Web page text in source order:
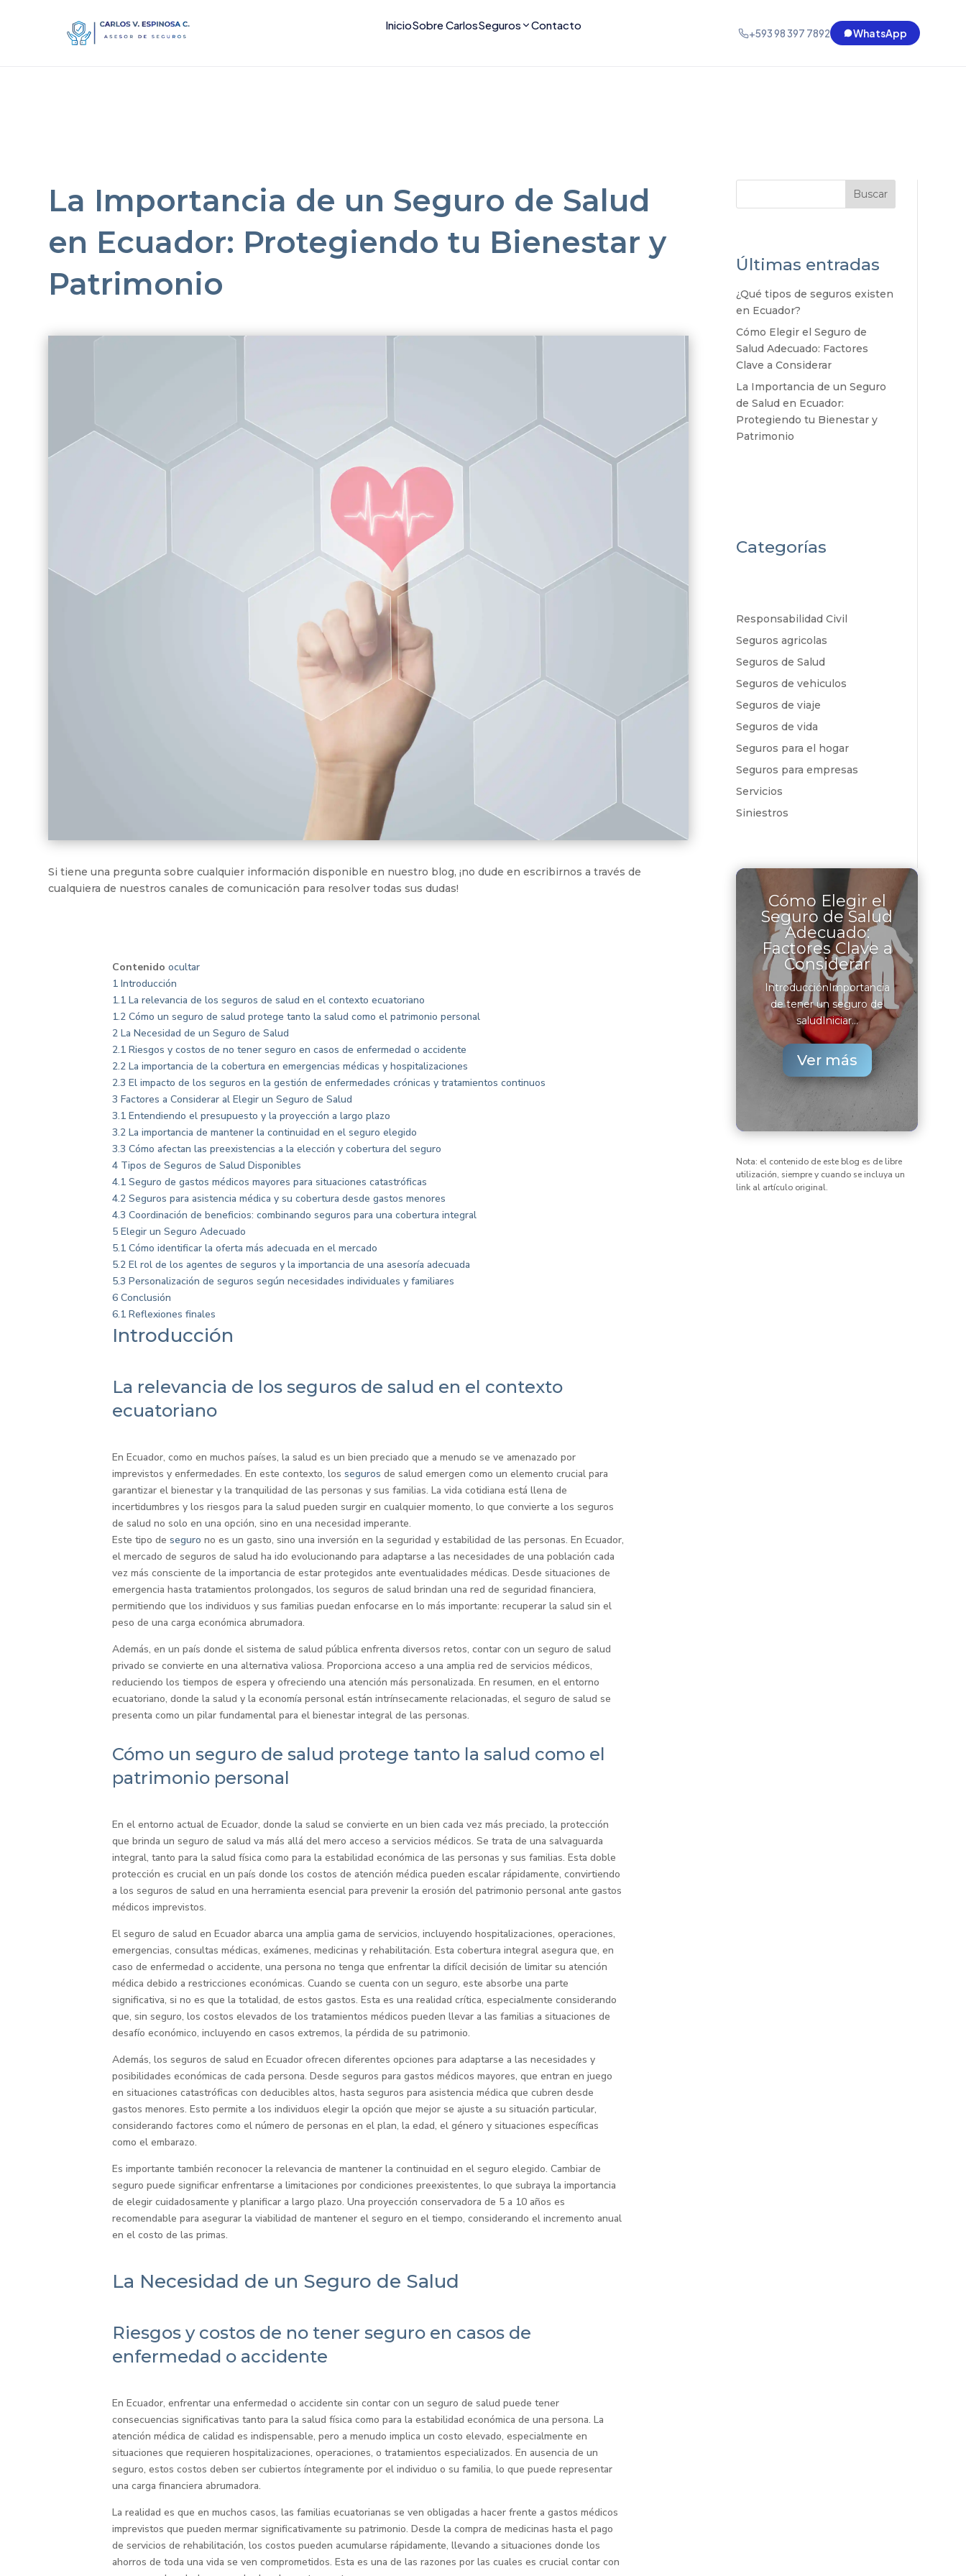
InicioSobre CarlosSeguros Contacto
+593 98 397 7892 WhatsApp
La Importancia de un Seguro de Salud
en Ecuador: Protegiendo tu Bienestar y
Patrimonio
Si tiene una pregunta sobre cualquier información disponible en nuestro blog, ¡no dude en escribirnos a través de
cualquiera de nuestros canales de comunicación para resolver todas sus dudas!
Contenido ocultar
1 Introducción
1.1 La relevancia de los seguros de salud en el contexto ecuatoriano
1.2 Cómo un seguro de salud protege tanto la salud como el patrimonio personal
2 La Necesidad de un Seguro de Salud
2.1 Riesgos y costos de no tener seguro en casos de enfermedad o accidente
2.2 La importancia de la cobertura en emergencias médicas y hospitalizaciones
2.3 El impacto de los seguros en la gestión de enfermedades crónicas y tratamientos continuos
3 Factores a Considerar al Elegir un Seguro de Salud
3.1 Entendiendo el presupuesto y la proyección a largo plazo
3.2 La importancia de mantener la continuidad en el seguro elegido
3.3 Cómo afectan las preexistencias a la elección y cobertura del seguro
4 Tipos de Seguros de Salud Disponibles
4.1 Seguro de gastos médicos mayores para situaciones catastróficas
4.2 Seguros para asistencia médica y su cobertura desde gastos menores
4.3 Coordinación de beneficios: combinando seguros para una cobertura integral
5 Elegir un Seguro Adecuado
5.1 Cómo identificar la oferta más adecuada en el mercado
5.2 El rol de los agentes de seguros y la importancia de una asesoría adecuada
5.3 Personalización de seguros según necesidades individuales y familiares
6 Conclusión
6.1 Reflexiones finales
Introducción
La relevancia de los seguros de salud en el contexto
ecuatoriano
En Ecuador, como en muchos países, la salud es un bien preciado que a menudo se ve amenazado por
imprevistos y enfermedades. En este contexto, losseguros de salud emergen como un elemento crucial para
garantizar el bienestar y la tranquilidad de las personas y sus familias. La vida cotidiana está llena de
incertidumbres y los riesgos para la salud pueden surgir en cualquier momento, lo que convierte a los seguros
de salud no solo en una opción, sino en una necesidad imperante.
Este tipo deseguro no es un gasto, sino una inversión en la seguridad y estabilidad de las personas. En Ecuador,
el mercado de seguros de salud ha ido evolucionando para adaptarse a las necesidades de una población cada
vez más consciente de la importancia de estar protegidos ante eventualidades médicas. Desde situaciones de
emergencia hasta tratamientos prolongados, los seguros de salud brindan una red de seguridad financiera,
permitiendo que los individuos y sus familias puedan enfocarse en lo más importante: recuperar la salud sin el
peso de una carga económica abrumadora.
Además, en un país donde el sistema de salud pública enfrenta diversos retos, contar con un seguro de salud
privado se convierte en una alternativa valiosa. Proporciona acceso a una amplia red de servicios médicos,
reduciendo los tiempos de espera y ofreciendo una atención más personalizada. En resumen, en el entorno
ecuatoriano, donde la salud y la economía personal están intrínsecamente relacionadas, el seguro de salud se
presenta como un pilar fundamental para el bienestar integral de las personas.
Cómo un seguro de salud protege tanto la salud como el
patrimonio personal
En el entorno actual de Ecuador, donde la salud se convierte en un bien cada vez más preciado, la protección
que brinda un seguro de salud va más allá del mero acceso a servicios médicos. Se trata de una salvaguarda
integral, tanto para la salud física como para la estabilidad económica de las personas y sus familias. Esta doble
protección es crucial en un país donde los costos de atención médica pueden escalar rápidamente, convirtiendo
a los seguros de salud en una herramienta esencial para prevenir la erosión del patrimonio personal ante gastos
médicos imprevistos.
El seguro de salud en Ecuador abarca una amplia gama de servicios, incluyendo hospitalizaciones, operaciones,
emergencias, consultas médicas, exámenes, medicinas y rehabilitación. Esta cobertura integral asegura que, en
caso de enfermedad o accidente, una persona no tenga que enfrentar la difícil decisión de limitar su atención
médica debido a restricciones económicas. Cuando se cuenta con un seguro, este absorbe una parte
significativa, si no es que la totalidad, de estos gastos. Esta es una realidad crítica, especialmente considerando
que, sin seguro, los costos elevados de los tratamientos médicos pueden llevar a las familias a situaciones de
desafío económico, incluyendo en casos extremos, la pérdida de su patrimonio.
Además, los seguros de salud en Ecuador ofrecen diferentes opciones para adaptarse a las necesidades y
posibilidades económicas de cada persona. Desde seguros para gastos médicos mayores, que entran en juego
en situaciones catastróficas con deducibles altos, hasta seguros para asistencia médica que cubren desde
gastos menores. Esto permite a los individuos elegir la opción que mejor se ajuste a su situación particular,
considerando factores como el número de personas en el plan, la edad, el género y situaciones específicas
como el embarazo.
Es importante también reconocer la relevancia de mantener la continuidad en el seguro elegido. Cambiar de
seguro puede significar enfrentarse a limitaciones por condiciones preexistentes, lo que subraya la importancia
de elegir cuidadosamente y planificar a largo plazo. Una proyección conservadora de 5 a 10 años es
recomendable para asegurar la viabilidad de mantener el seguro en el tiempo, considerando el incremento anual
en el costo de las primas.
La Necesidad de un Seguro de Salud
Riesgos y costos de no tener seguro en casos de
enfermedad o accidente
En Ecuador, enfrentar una enfermedad o accidente sin contar con un seguro de salud puede tener
consecuencias significativas tanto para la salud física como para la estabilidad económica de una persona. La
atención médica de calidad es indispensable, pero a menudo implica un costo elevado, especialmente en
situaciones que requieren hospitalizaciones, operaciones, o tratamientos especializados. En ausencia de un
seguro, estos costos deben ser cubiertos íntegramente por el individuo o su familia, lo que puede representar
una carga financiera abrumadora.
La realidad es que en muchos casos, las familias ecuatorianas se ven obligadas a hacer frente a gastos médicos
imprevistos que pueden mermar significativamente su patrimonio. Desde la compra de medicinas hasta el pago
de servicios de rehabilitación, los costos pueden acumularse rápidamente, llevando a situaciones donde los
ahorros de toda una vida se ven comprometidos. Esta es una de las razones por las cuales es crucial contar con
Buscar
Últimas entradas
¿Qué tipos de seguros existen
en Ecuador?
Cómo Elegir el Seguro de
Salud Adecuado: Factores
Clave a Considerar
La Importancia de un Seguro
de Salud en Ecuador:
Protegiendo tu Bienestar y
Patrimonio
Categorías
Responsabilidad Civil
Seguros agricolas
Seguros de Salud
Seguros de vehiculos
Seguros de viaje
Seguros de vida
Seguros para el hogar
Seguros para empresas
Servicios
Siniestros
Cómo Elegir el
Seguro de Salud
Adecuado:
Factores Clave a
Considerar
IntroducciónImportancia
de tener un seguro de
saludIniciar...
Ver más
Nota: el contenido de este blog es de libre
utilización, siempre y cuando se incluya un
link al artículo original.